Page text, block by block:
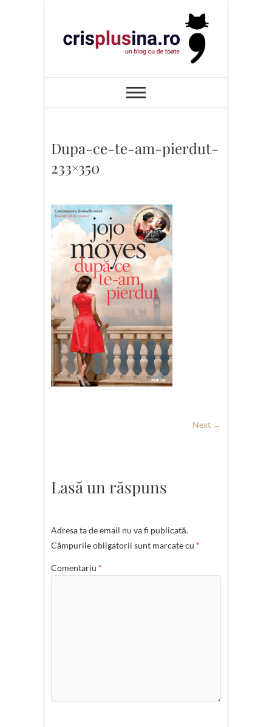
content
Cris+ina
Dupa-ce-te-am-pierdut-
233×350
Next →
Lasă un răspuns
Adresa ta de email nu va fi publicată.
Câmpurile obligatorii sunt marcate cu *
Comentariu *